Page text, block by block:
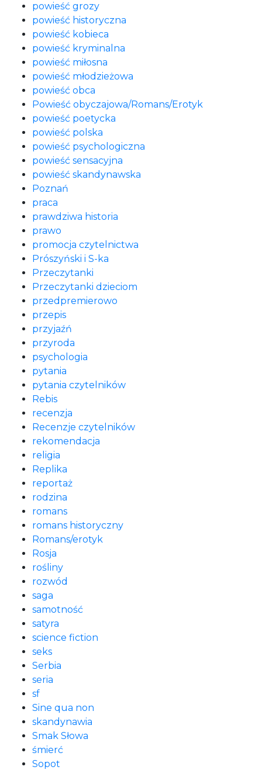
powieść grozy
powieść historyczna
powieść kobieca
powieść kryminalna
powieść miłosna
powieść młodzieżowa
powieść obca
Powieść obyczajowa/Romans/Erotyk
powieść poetycka
powieść polska
powieść psychologiczna
powieść sensacyjna
powieść skandynawska
Poznań
praca
prawdziwa historia
prawo
promocja czytelnictwa
Prószyński i S-ka
Przeczytanki
Przeczytanki dzieciom
przedpremierowo
przepis
przyjaźń
przyroda
psychologia
pytania
pytania czytelników
Rebis
recenzja
Recenzje czytelników
rekomendacja
religia
Replika
reportaż
rodzina
romans
romans historyczny
Romans/erotyk
Rosja
rośliny
rozwód
saga
samotność
satyra
science fiction
seks
Serbia
seria
sf
Sine qua non
skandynawia
Smak Słowa
śmierć
Sopot